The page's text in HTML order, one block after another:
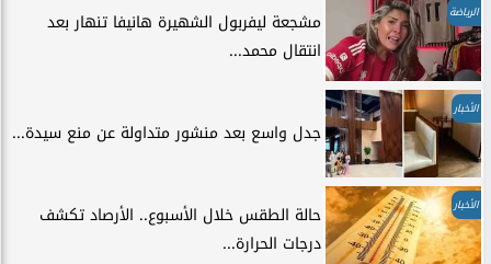
الرياضة
مشجعة ليفربول الشهيرة هانيفا تنهار بعد
انتقال محمد...
الأخبار
جدل واسع بعد منشور متداولة عن منع سيدة...
الأخبار
حالة الطقس خلال الأسبوع.. الأرصاد تكشف
درجات الحرارة...